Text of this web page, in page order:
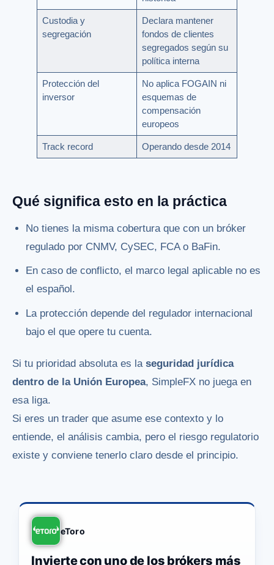
Custodia y
segregación
Declara mantener
fondos de clientes
segregados según su
política interna
Protección del
inversor
No aplica FOGAIN ni
esquemas de
compensación
europeos
Track record Operando desde 2014
Qué significa esto en la práctica
No tienes la misma cobertura que con un bróker
regulado por CNMV, CySEC, FCA o BaFin.
En caso de conflicto, el marco legal aplicable no es
el español.
La protección depende del regulador internacional
bajo el que opere tu cuenta.
Si tu prioridad absoluta es la seguridad jurídica
dentro de la Unión Europea, SimpleFX no juega en
esa liga.
Si eres un trader que asume ese contexto y lo
entiende, el análisis cambia, pero el riesgo regulatorio
existe y conviene tenerlo claro desde el principio.
eToro
Invierte con uno de los brókers más